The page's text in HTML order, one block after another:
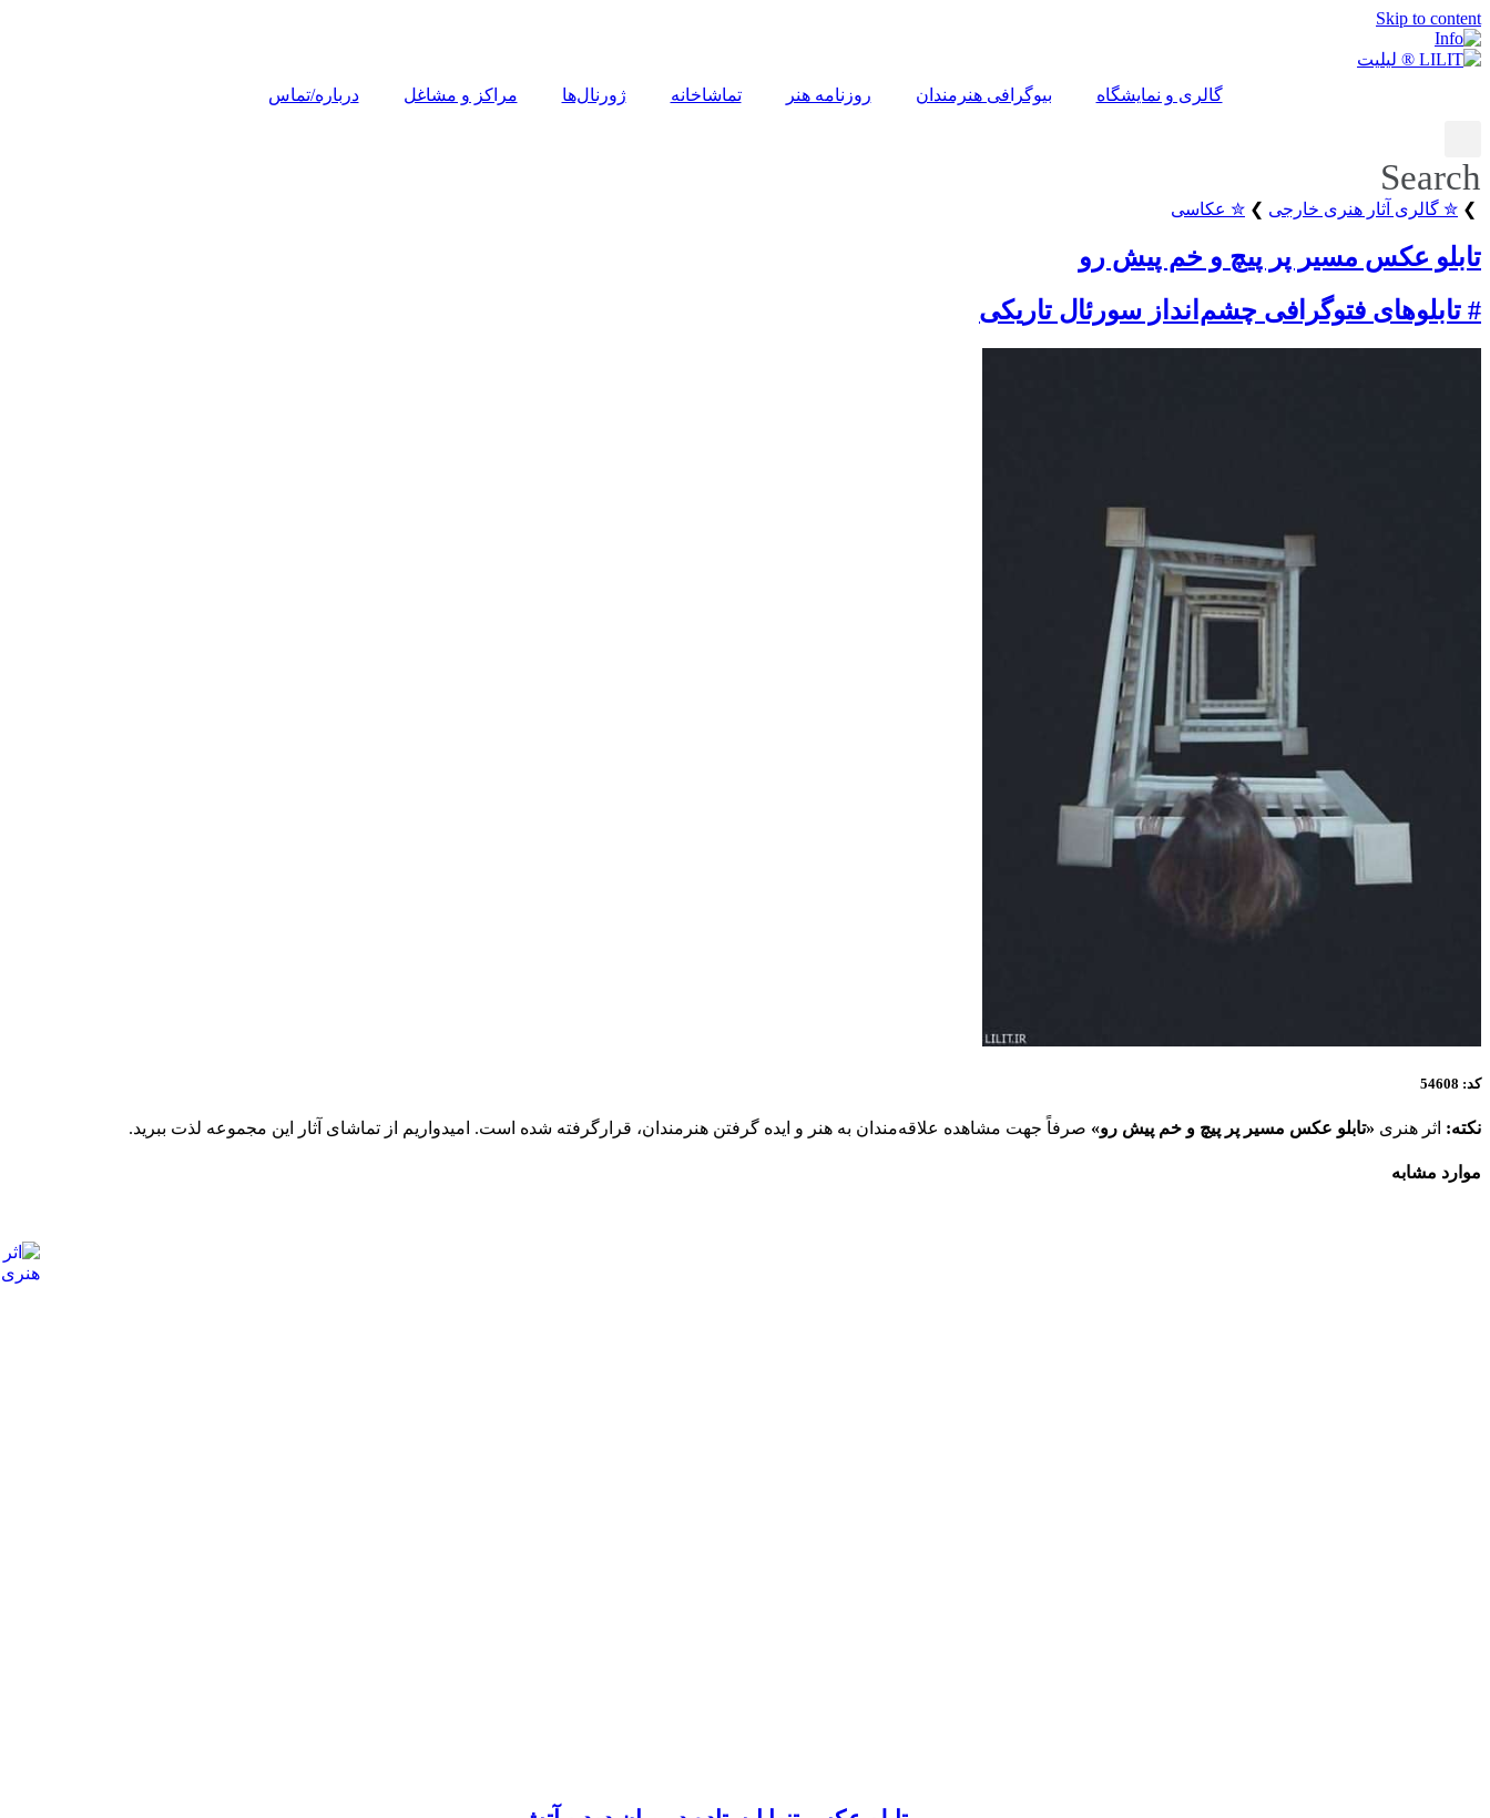
Skip to content
گالری و نمایشگاه بیوگرافی هنرمندان روزنامه هنر تماشاخانه ژورنال‌ها مراکز و مشاغل درباره/تماس
Search
❯ ✮ گالری آثار هنری خارجی ❯ ✮ عکاسی
تابلو عکس مسیر پر پیچ و خم پیش رو
# تابلوهای فتوگرافی چشم‌انداز سورئال تاریکی
کد: 54608
نکته: اثر هنری «تابلو عکس مسیر پر پیچ و خم پیش رو» صرفاً جهت مشاهده علاقه‌مندان به هنر و ایده گرفتن هنرمندان، قرارگرفته شده است. امیدواریم از تماشای آثار این مجموعه لذت ببرید.
موارد مشابه